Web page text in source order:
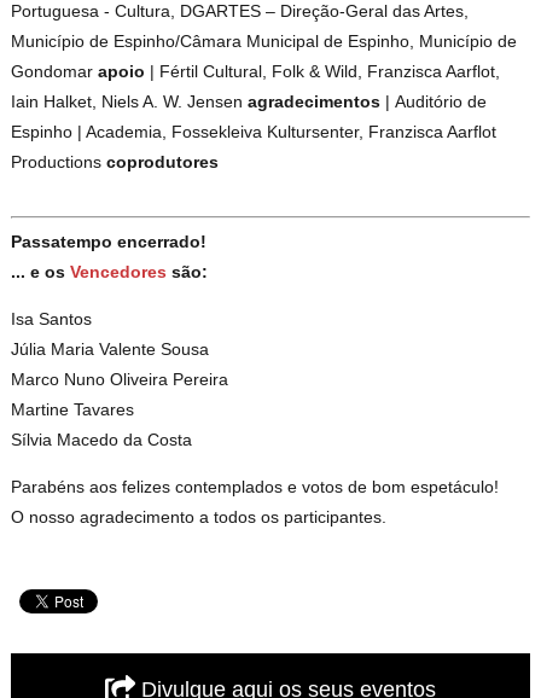
Portuguesa - Cultura, DGARTES – Direção-Geral das Artes,
Município de Espinho/Câmara Municipal de Espinho, Município de
Gondomarapoio | Fértil Cultural, Folk & Wild, Franzisca Aarflot,
Iain Halket, Niels A. W. Jensenagradecimentos | Auditório de
Espinho | Academia, Fossekleiva Kultursenter, Franzisca Aarflot
Productionscoprodutores
Passatempo encerrado!
... e osVencedores são:
Isa Santos
Júlia Maria Valente Sousa
Marco Nuno Oliveira Pereira
Martine Tavares
Sílvia Macedo da Costa
Parabéns aos felizes contemplados e votos de bom espetáculo!
O nosso agradecimento a todos os participantes.
Divulgue aqui os seus eventos